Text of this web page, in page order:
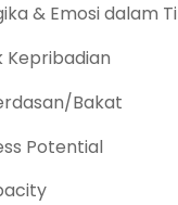
& Emosi dalam
Kepribadian
Bakat
Potential